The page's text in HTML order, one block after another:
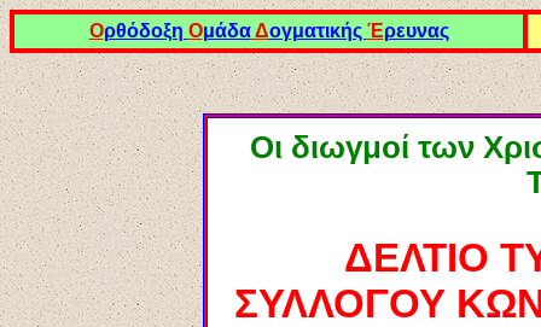
Ορθόδοξη ΟμάδαΔογματικής Έρευνας
Οι διωγμοί των
ΔΕΛΤΙΟ
ΣΥΛΛΟΓΟΥ